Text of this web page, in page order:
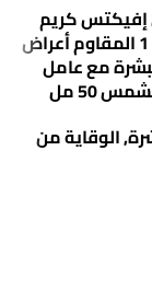
إفيكتس كريم
مرطب 7 في 1 المقاوم أعراض
مع عامل
50 مل
,الوقاية من